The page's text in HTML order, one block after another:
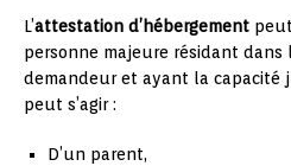
L’attestation d’hébergement
personne majeure résidant
demandeur et ayant la capacité
peut s’agir :
D’un parent,